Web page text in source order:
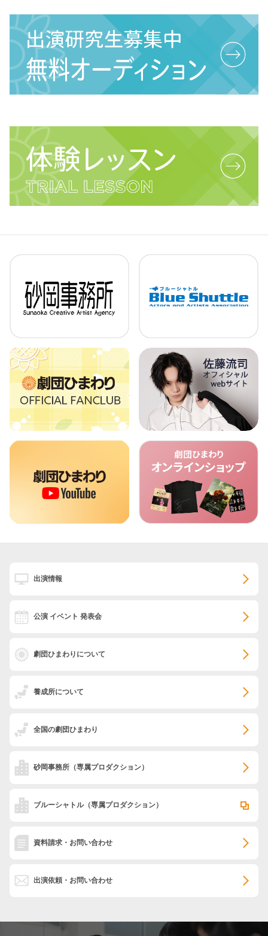
出演情報
公演 イベント 発表会
劇団ひまわりについて
養成所について
全国の劇団ひまわり
砂岡事務所 （専属プロダクション）
ブルーシャトル（専属プロダクション）
資料請求・お問い合わせ
出演依頼・お問い合わせ